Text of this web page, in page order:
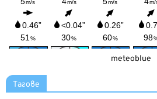
meteoblue
Тагове